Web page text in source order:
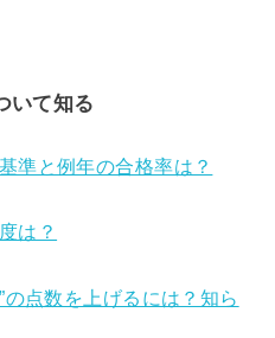
いて知る
準と例年の合格率は？
は？
点数を上げるには？知ら